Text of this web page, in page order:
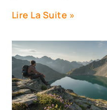
Lire La Suite »